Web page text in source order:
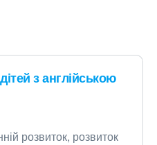
з англійською
розвиток, розвиток